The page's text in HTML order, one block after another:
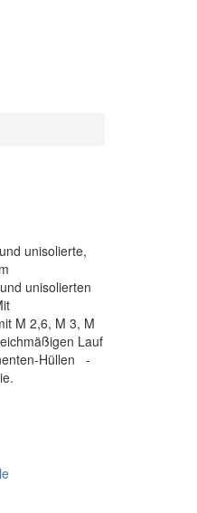
unisolierte,
unisolierten
M 2,6, M 3, M
Lauf
Hüllen -